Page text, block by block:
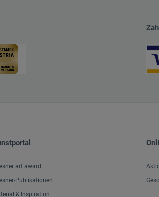
art award
Publikationen
& Inspiration